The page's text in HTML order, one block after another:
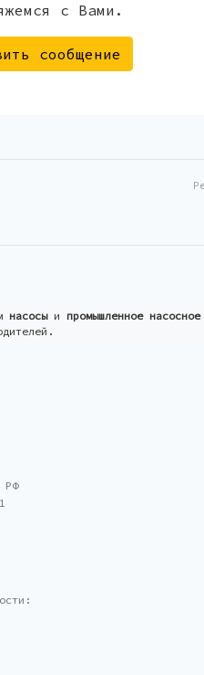
с Вами.
сообщение
насосыи промышленное насосное
РФ